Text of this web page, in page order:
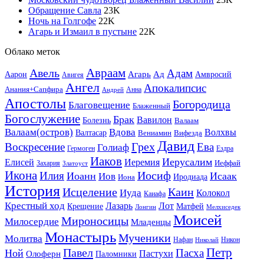
Обращение Савла 23K
Ночь на Голгофе 22K
Агарь и Измаил в пустыне 22K
Облако меток
Аарон Авель Авигея Авраам Агарь Ад Адам Амвросий
Анания+Сапфира Ангел Андрей Анна Апокалипсис
Апостолы Благовещение Блаженный Богородица
Богослужение Болезнь Брак Вавилон Валаам
Валаам(остров) Валтасар Вдова Вениамин Вифезда Волхвы
Воскресение Гермоген Голиаф Грех ДавидЕва Ездра
Елисей Захария Златоуст Иаков Иеремия Иерусалим Иеффай
Икона Илия Иоанн Иов Иона Иосиф Иродиада Исаак
ИсторияИсцеление Иуда Каиафа Каин Колокол
Крестный ход Крещение Лазарь Лонгин Лот Матфей Мелхиседек
Милосердие Мироносицы Младенцы Моисей
Молитва МонастырьМученики Нафан Николай Никон
Ной Олоферн Павел Паломники Пастухи ПасхаПетр